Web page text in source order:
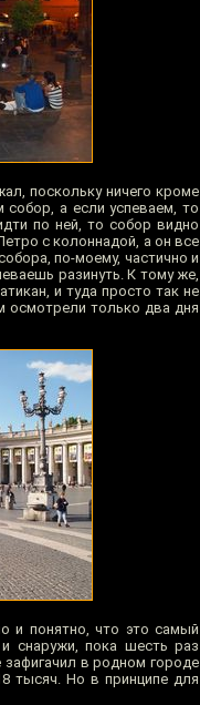
поскольку ничего кроме
собор, а если успеваем, то
по ней, то собор видно
с колоннадой, а он все
по-моему, частично и
разинуть. К тому же,
и туда просто так не
осмотрели только два дня
и понятно, что это самый
пока шесть раз
в родном городе
тысяч. Но в принципе для